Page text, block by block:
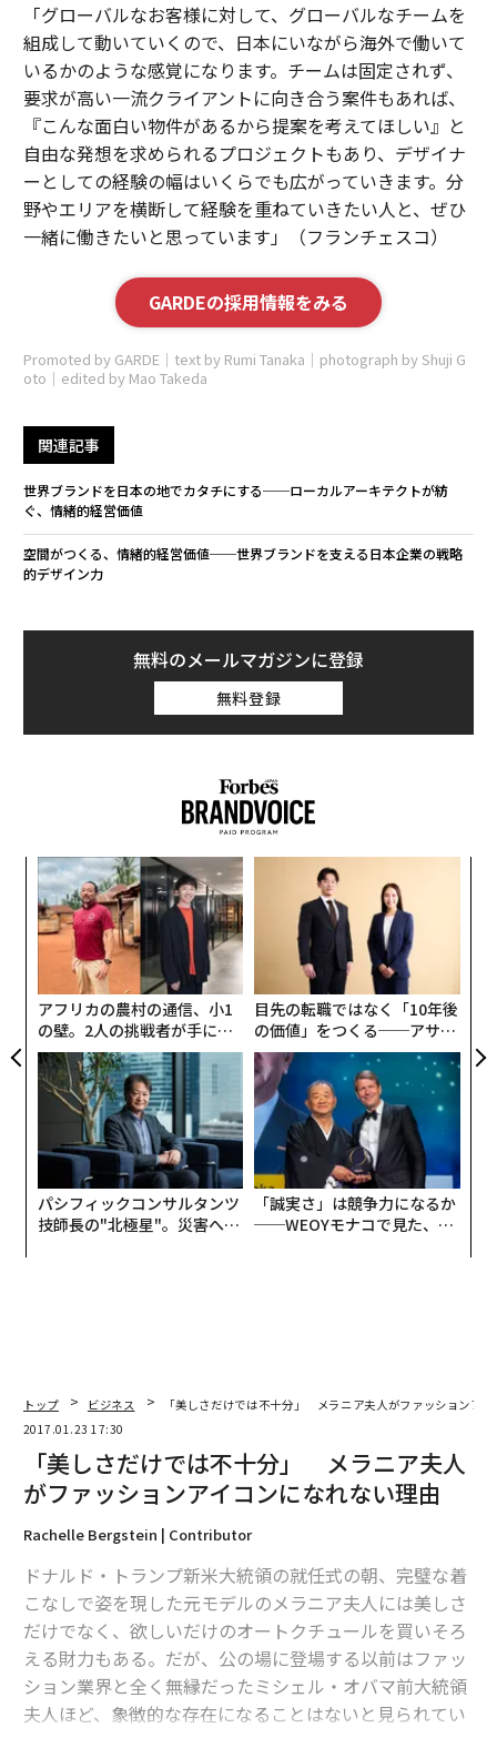
「グローバルなお客様に対して、グローバルなチームを
組成して動いていくので、日本にいながら海外で働いて
いるかのような感覚になります。チームは固定されず、
要求が高い一流クライアントに向き合う案件もあれば、
『こんな面白い物件があるから提案を考えてほしい』と
自由な発想を求められるプロジェクトもあり、デザイナ
ーとしての経験の幅はいくらでも広がっていきます。分
野やエリアを横断して経験を重ねていきたい人と、ぜひ
一緒に働きたいと思っています」（フランチェスコ）
GARDEの採用情報をみる
Promoted by GARDE｜text by Rumi Tanaka｜photograph by Shuji G
oto｜edited by Mao Takeda
関連記事
世界ブランドを日本の地でカタチにする──ローカルアーキテクトが紡
ぐ、情緒的経営価値
空間がつくる、情緒的経営価値──世界ブランドを支える日本企業の戦略
的デザイン力
無料のメールマガジンに登録
無料登録
アフリカの農村の通信、小1
の壁。2人の挑戦者が手にし
た「次なる武器」
目先の転職ではなく「10年後
の価値」をつくる──アサイ
ンの長期伴走型支援とは
パシフィックコンサルタンツ
技師長の"北極星"。災害への
「誠実さ」は競争力になるか
──WEOYモナコで見た、く
トップ ビジネス
「美しさだけでは不十分」 メラニア夫人がファッションア
2017.01.23 17:30
「美しさだけでは不十分」 メラニア夫人
がファッションアイコンになれない理由
Rachelle Bergstein | Contributor
ドナルド・トランプ新米大統領の就任式の朝、完璧な着
こなしで姿を現した元モデルのメラニア夫人には美しさ
だけでなく、欲しいだけのオートクチュールを買いそろ
える財力もある。だが、公の場に登場する以前はファッ
ション業界と全く無縁だったミシェル・オバマ前大統領
夫人ほど、象徴的な存在になることはないと見られてい